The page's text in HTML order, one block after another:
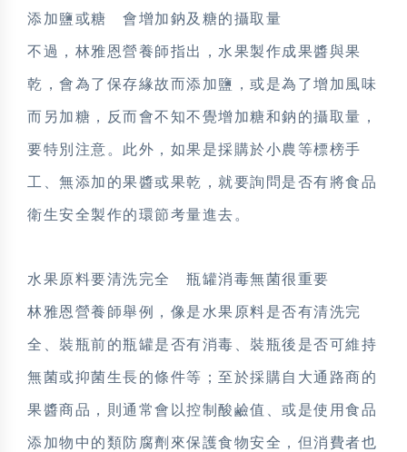
添加鹽或糖 會增加鈉及糖的攝取量
不過，林雅恩營養師指出，水果製作成果醬與果
乾，會為了保存緣故而添加鹽，或是為了增加風味
而另加糖，反而會不知不覺增加糖和鈉的攝取量，
要特別注意。此外，如果是採購於小農等標榜手
工、無添加的果醬或果乾，就要詢問是否有將食品
衛生安全製作的環節考量進去。
水果原料要清洗完全 瓶罐消毒無菌很重要
林雅恩營養師舉例，像是水果原料是否有清洗完
全、裝瓶前的瓶罐是否有消毒、裝瓶後是否可維持
無菌或抑菌生長的條件等；至於採購自大通路商的
果醬商品，則通常會以控制酸鹼值、或是使用食品
添加物中的類防腐劑來保護食物安全，但消費者也